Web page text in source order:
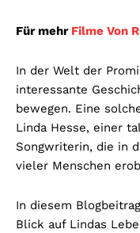
Für mehr Filme Von
In der Welt der
interessante
bewegen. Eine
Linda Hesse, einer
Songwriterin, die in
vieler Menschen
In diesem
Blick auf Lindas